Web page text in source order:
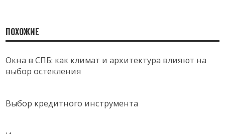
ПОХОЖИЕ
Окна в СПБ: как климат и архитектура влияют на
выбор остекления
Выбор кредитного инструмента